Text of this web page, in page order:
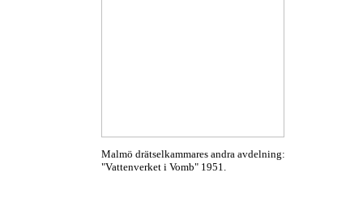
Malmö drätselkammares andra avdelning:
"Vattenverket i Vomb" 1951.